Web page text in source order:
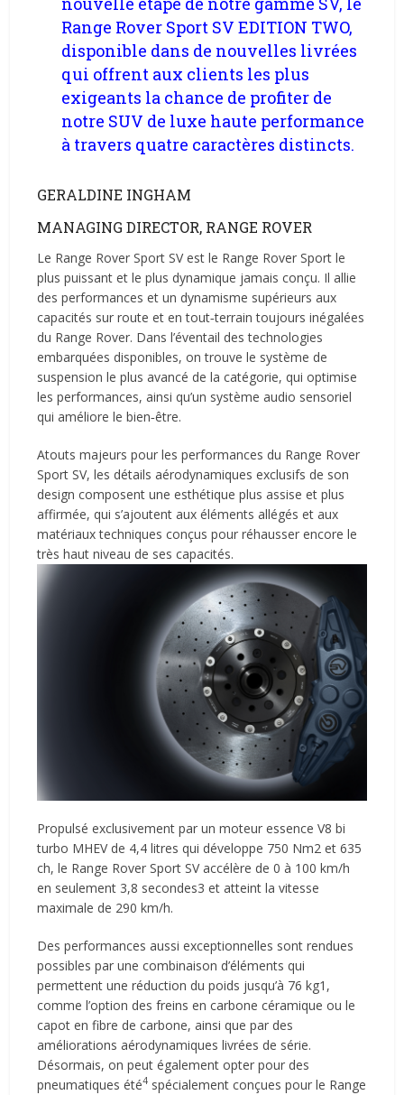
Range Rover Sport SV EDITION TWO,
disponible dans de nouvelles livrées
qui offrent aux clients les plus
exigeants la chance de profiter de
notre SUV de luxe haute performance
à travers quatre caractères distincts.
GERALDINE INGHAM
MANAGING DIRECTOR, RANGE ROVER
Le Range Rover Sport SV est le Range Rover Sport le
plus puissant et le plus dynamique jamais conçu. Il allie
des performances et un dynamisme supérieurs aux
capacités sur route et en tout‑terrain toujours inégalées
du Range Rover. Dans l’éventail des technologies
embarquées disponibles, on trouve le système de
suspension le plus avancé de la catégorie, qui optimise
les performances, ainsi qu’un système audio sensoriel
qui améliore le bien‑être.
Atouts majeurs pour les performances du Range Rover
Sport SV, les détails aérodynamiques exclusifs de son
design composent une esthétique plus assise et plus
affirmée, qui s’ajoutent aux éléments allégés et aux
matériaux techniques conçus pour réhausser encore le
très haut niveau de ses capacités.
Propulsé exclusivement par un moteur essence V8 bi
turbo MHEV de 4,4 litres qui développe 750 Nm2 et 635
ch, le Range Rover Sport SV accélère de 0 à 100 km/h
en seulement 3,8 secondes3 et atteint la vitesse
maximale de 290 km/h.
Des performances aussi exceptionnelles sont rendues
possibles par une combinaison d’éléments qui
permettent une réduction du poids jusqu’à 76 kg1,
comme l’option des freins en carbone céramique ou le
capot en fibre de carbone, ainsi que par des
améliorations aérodynamiques livrées de série.
Désormais, on peut également opter pour des
pneumatiques été4spécialement conçues pour le Range